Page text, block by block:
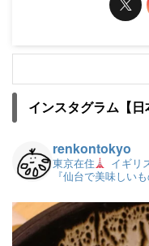
インスタグラム【日
renkontokyo
東京在住 イギリ
『仙台で美味しい